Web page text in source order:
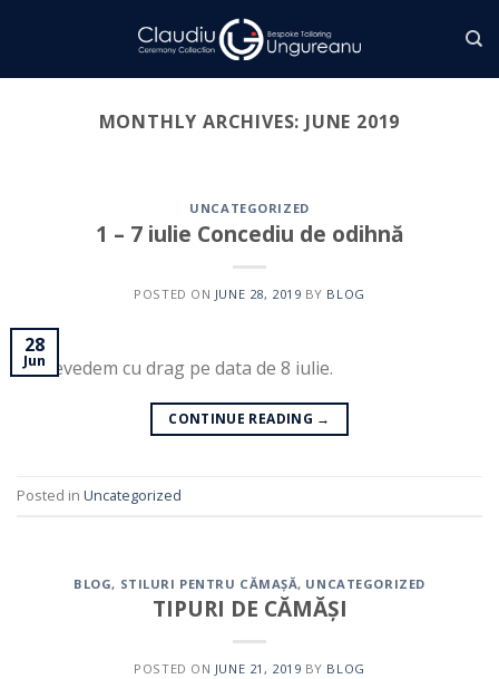
MONTHLY ARCHIVES: JUNE 2019
UNCATEGORIZED
1 – 7 iulie Concediu de odihnă
POSTED ON JUNE 28, 2019 BY BLOG
28
Jun
Ne revedem cu drag pe data de 8 iulie.
CONTINUE READING →
Posted in Uncategorized
BLOG, STILURI PENTRU CĂMAȘĂ, UNCATEGORIZED
TIPURI DE CĂMĂȘI
POSTED ON JUNE 21, 2019 BY BLOG